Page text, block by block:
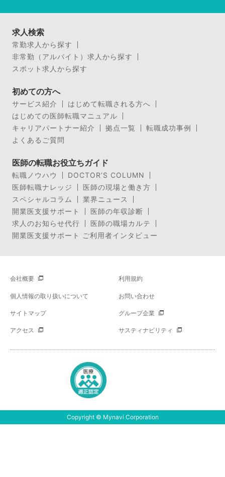
求人検索
常勤求人から探す
非常勤（アルバイト）求人から探す
スポット求人から探す
初めての方へ
サービス紹介
はじめて転職される方へ
はじめての医師転職マニュアル
キャリアパートナー紹介
拠点一覧
転職成功事例
よくあるご質問
医師の転職お役立ちガイド
転職ノウハウ
DOCTOR’S COLUMN
医師転職ナレッジ
医師の現場と働き方
スペシャルコラム
業界ニュース
開業医支援サポート
医師の年収診断
求人のお知らせ代行
医師の職場カルテ
開業医支援サポート ご利用者インタビュー
会社概要 利用規約
個人情報の取り扱いについて お問い合わせ
サイトマップ グループ企業
アクセス サスティナビリティ
Copyright © Mynavi Corporation